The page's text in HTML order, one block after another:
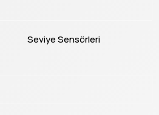
Seviye Sensörleri